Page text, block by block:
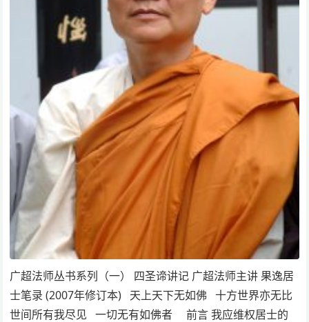
广超法师丛书系列（一） 四圣谛讲记 广超法师主讲 果逸居
士笔录 (2007年修订本) 天上天下无如佛 十方世界亦无比
世间所有我尽见 一切无有如佛者 前言 我应维权居士的